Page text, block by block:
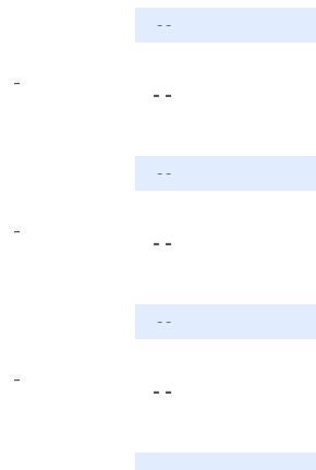
- -
-
- -
- -
-
- -
- -
-
- -